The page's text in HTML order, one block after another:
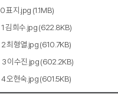
0 표지.jpg (1.1MB)
1 김희수.jpg (622.8KB)
2 최형열.jpg (610.7KB)
3 이수진.jpg (602.2KB)
4 오현숙.jpg (601.5KB)